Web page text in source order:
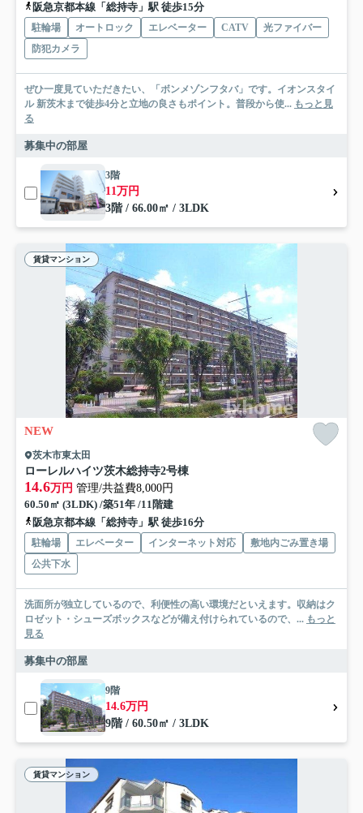
阪急京都本線「総持寺」駅 徒歩15分
駐輪場 オートロック エレベーター CATV
光ファイバー
防犯カメラ
ぜひ一度見ていただきたい、「ボンメゾンフタバ」です。イオンスタイ
ル 新茨木まで徒歩4分と立地の良さもポイント。普段から使... もっと見
る
募集中の部屋
3階
11万円
3階 / 66.00㎡ / 3LDK
賃貸マンション
NEW
茨木市東太田
ローレルハイツ茨木総持寺2号棟
14.6万円 管理/共益費8,000円
60.50㎡ (3LDK) /築51年 /11階建
阪急京都本線「総持寺」駅 徒歩16分
駐輪場 エレベーター インターネット対応
敷地内ごみ置き場
公共下水
洗面所が独立しているので、利便性の高い環境だといえます。収納はク
ロゼット・シューズボックスなどが備え付けられているので、... もっと
見る
募集中の部屋
9階
14.6万円
9階 / 60.50㎡ / 3LDK
賃貸マンション